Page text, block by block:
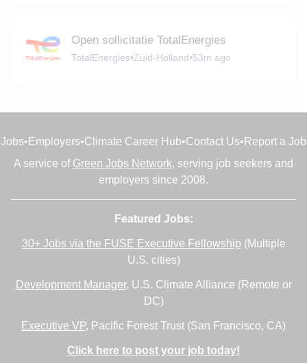
Open sollicitatie TotalEnergies
TotalEnergies•Zuid-Holland•53m ago
Jobs• Employers•Climate Career Hub•Contact Us• Report a Job
A service of Green Jobs Network, serving job seekers and
employers since 2008.
Featured Jobs:
30+ Jobs via the FUSE Executive Fellowship (Multiple
U.S. cities)
Development Manager, U.S. Climate Alliance (Remote or
DC)
Executive VP, Pacific Forest Trust (San Francisco, CA)
Click here to post your job today!